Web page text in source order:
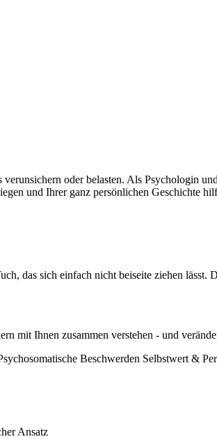
oder belasten. Als Psychologin
und Ihrer ganz persönlichen Geschichte
das sich einfach nicht beiseite ziehen
mit Ihnen zusammen verstehen - und
Beschwerden Selbstwert &
Ansatz